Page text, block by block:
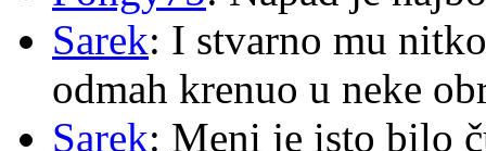
Sarek: I stvarno mu
odmah krenuo u neke
Sarek: Meni je isto bilo